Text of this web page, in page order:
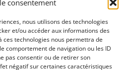
consentement
nous utilisons des technologies
et/ou accéder aux informations des
ces technologies nous permettra de
comportement de navigation ou les ID
pas consentir ou de retirer son
négatif sur certaines caractéristiques